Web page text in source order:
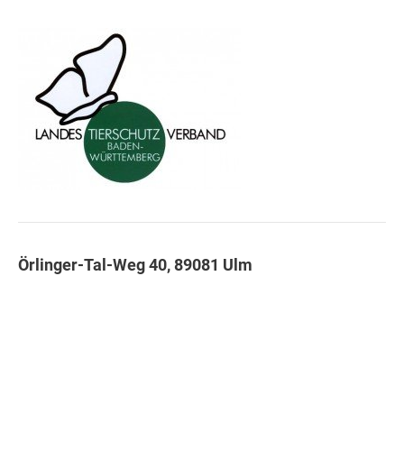
Örlinger-Tal-Weg 40, 89081 Ulm